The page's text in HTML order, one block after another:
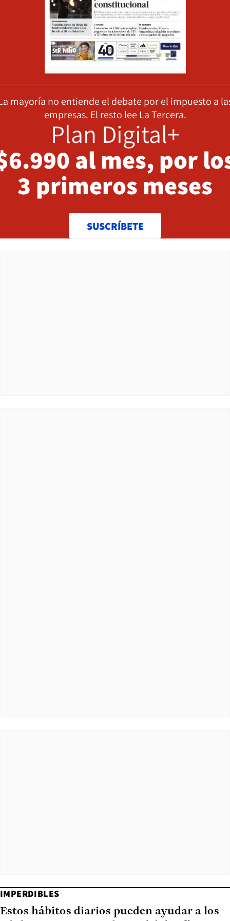
mayoría no entiende el debate por el impuesto a
empresas. El resto lee La Tercera.
Plan Digital+
al mes, por
3 primeros meses
SUSCRÍBETE
IMPERDIBLES
Estos hábitos diarios pueden ayudar a los